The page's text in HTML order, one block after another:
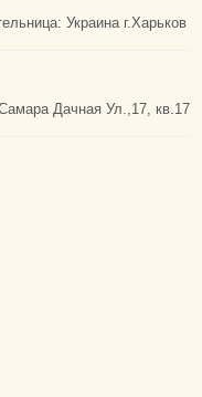
Украина г.Харьков
Дачная Ул.,17, кв.17